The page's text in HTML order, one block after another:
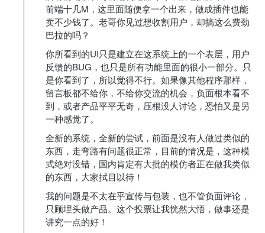
前端十几M，这里面随便拿一个出来，做成插件也能
卖不少钱了。老哥你见过想收割用户，却搞这么费劲
巴拉的吗？
你所看到的UI只是建立在这系统上的一个表层，用户
反馈的BUG，也只是所有功能里面的很小一部分。只
是你看到了，所以觉得不行。如果像其他程序那样，
留言板都不给你，不给你交流的机会，负面根本看不
到，或者产品平平无奇，压根没人讨论，恐怕又是另
一种感觉了。
全新的系统，全新的尝试，前面是没有人做过类似的
东西，走弯路有问题很正常，目前的情况是，这种模
式绝对没错，国内肯定有大批的模仿者正在做我类似
的东西，大家拭目以待！
我的问题是不太在乎宣传与包装，也不管负面评论，
只顾埋头做产品。这个投票让我恍然大悟，做事还是
讲究一点的好！